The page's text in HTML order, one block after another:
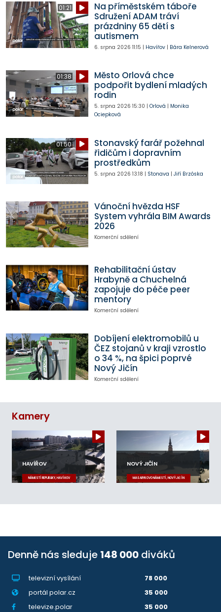
01:21
Na příměstském táboře
Sdružení ADAM tráví
prázdniny 65 dětí s
autismem
6. srpna 2026 11:15 | Havířov| Bára Kelnerová
01:38
Město Orlová chce
podpořit bydlení mladých
rodin
5. srpna 2026 15:30 | Orlová | Monika
Ociepková
01:50
Stonavský farář požehnal
řidičům i dopravním
prostředkům
5. srpna 2026 13:18 | Stonava | Jiří Brzóska
Vánoční hvězda HSF
System vyhrála BIM Awards
2026
Komerční sdělení
Rehabilitační ústav
Hrabyně a Chuchelná
zapojuje do péče peer
mentory
Komerční sdělení
Dobíjení elektromobilů u
ČEZ stojanů v kraji vzrostlo
o 34 %, na špici poprvé
Nový Jičín
Komerční sdělení
Kamery
HAVÍŘOV
NÁMĚSTÍ REPUBLIKY, HAVÍŘOV
NOVÝ JIČÍN
MASARYKOVO NÁMĚSTÍ, NOVÝ JIČÍN
Denně nás sleduje 148 000 diváků
televizní vysílání
78 000
portál polar.cz
35 000
televize.polar
35 000